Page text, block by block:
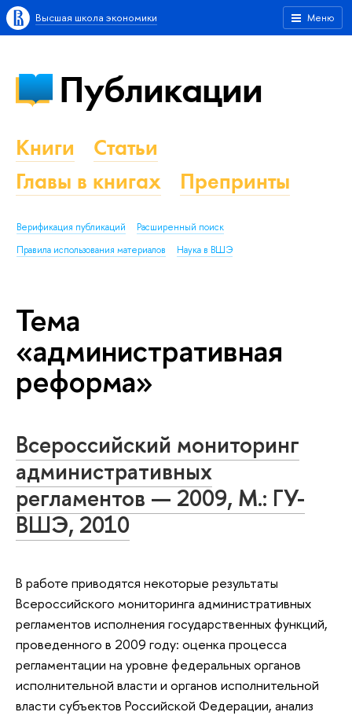
Меню
Высшая школа экономики
Публикации
Книги
Статьи
Главы в книгах
Препринты
Верификация публикаций
Расширенный поиск
Правила использования материалов
Наука в ВШЭ
Тема
«административная
реформа»
Всероссийский мониторинг
административных
регламентов — 2009, М.: ГУ-
ВШЭ, 2010
В работе приводятся некоторые результаты
Всероссийского мониторинга административных
регламентов исполнения государственных функций,
проведенного в 2009 году: оценка процесса
регламентации на уровне федеральных органов
исполнительной власти и органов исполнительной
власти субъектов Российской Федерации, анализ